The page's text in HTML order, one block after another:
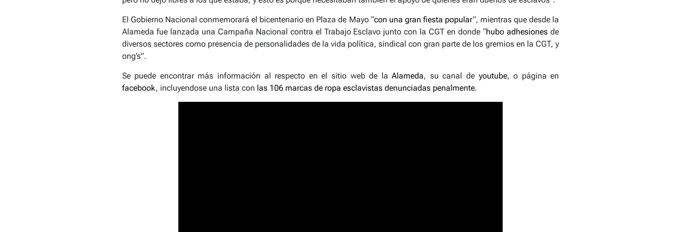
El Gobierno Nacional conmemorará el bicentenario en Plaza de Mayo “con una gran fiesta popular“, mientras que desde la
Alameda fue lanzada una Campaña Nacional contra el Trabajo Esclavo junto con la CGT en donde “hubo adhesiones de
diversos sectores como presencia de personalidades de la vida política, sindical con gran parte de los gremios en la CGT, y
ong’s”.
Se puede encontrar más información al respecto en el sitio web de laAlameda, su canal de youtube, o página en
facebook, incluyendose una lista con las 106 marcas de ropa esclavistas denunciadas penalmente.